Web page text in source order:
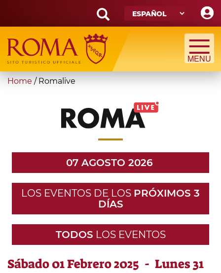
main
content
Search
form
Búsqueda
You
Home / Romalive
07 AGOSTO 2026
LOS EVENTOS DE LOS PRÓXIMOS 3
DÍAS
TODOS LOS EVENTOS
Sábado 01 Febrero 2025 - Lunes 31